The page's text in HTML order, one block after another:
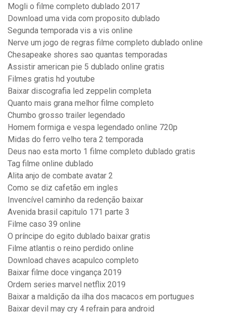
Mogli o filme completo dublado 2017
Download uma vida com proposito dublado
Segunda temporada vis a vis online
Nerve um jogo de regras filme completo dublado online
Chesapeake shores sao quantas temporadas
Assistir american pie 5 dublado online gratis
Filmes gratis hd youtube
Baixar discografia led zeppelin completa
Quanto mais grana melhor filme completo
Chumbo grosso trailer legendado
Homem formiga e vespa legendado online 720p
Midas do ferro velho tera 2 temporada
Deus nao esta morto 1 filme completo dublado gratis
Tag filme online dublado
Alita anjo de combate avatar 2
Como se diz cafetão em ingles
Invencível caminho da redenção baixar
Avenida brasil capitulo 171 parte 3
Filme caso 39 online
O príncipe do egito dublado baixar gratis
Filme atlantis o reino perdido online
Download chaves acapulco completo
Baixar filme doce vingança 2019
Ordem series marvel netflix 2019
Baixar a maldição da ilha dos macacos em portugues
Baixar devil may cry 4 refrain para android